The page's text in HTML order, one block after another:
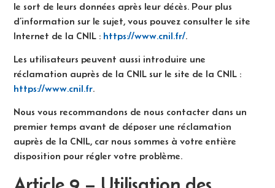
le sort de leurs données après leur décès. Pour plus
d’information sur le sujet, vous pouvez consulter le site
Internet de la CNIL : https://www.cnil.fr/.
Les utilisateurs peuvent aussi introduire une
réclamation auprès de la CNIL sur le site de la CNIL :
https://www.cnil.fr.
Nous vous recommandons de nous contacter dans un
premier temps avant de déposer une réclamation
auprès de la CNIL, car nous sommes à votre entière
disposition pour régler votre problème.